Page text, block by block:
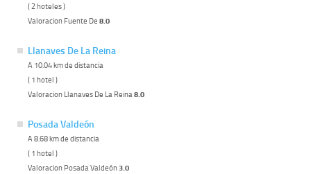
( 2 hoteles )
Valoracion Fuente De 8.0
Llanaves De La Reina
A 10.04 km de distancia
( 1 hotel )
Valoracion Llanaves De La Reina8.0
Posada Valdeón
A 8.68 km de distancia
( 1 hotel )
Valoracion Posada Valdeón3.0